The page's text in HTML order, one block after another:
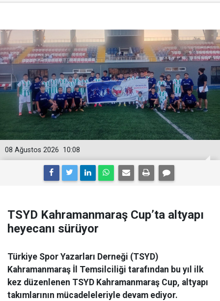
10:08
08 Ağustos 2026
TSYD Kahramanmaraş Cup’ta altyapı
heyecanı sürüyor
Türkiye Spor Yazarları Derneği (TSYD)
Kahramanmaraş İl Temsilciliği tarafından bu yıl ilk
kez düzenlenen TSYD Kahramanmaraş Cup, altyapı
takımlarının mücadeleleriyle devam ediyor.